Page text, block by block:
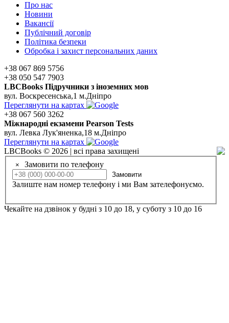
Про нас
Новини
Вакансії
Публічний договір
Політика безпеки
Обробка і захист персональних даних
+38 067 869 5756
+38 050 547 7903
LBCBooks Підручники з іноземних мов
вул. Воскресенська,1 м.Дніпро
Переглянути на картах
+38 067 560 3262
Мiжнароднi екзамени Pearson Tests
вул. Левка Лук'яненка,18 м.Дніпро
Переглянути на картах
LBCBooks © 2026 | всі права захищені
× Замовити по телефону
Замовити
Залиште нам номер телефону і ми Вам зателефонуємо.
Чекайте на дзвінок у будні з 10 до 18, у суботу з 10 до 16